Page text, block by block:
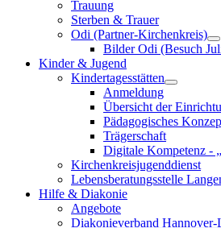
Trauung
Sterben & Trauer
Odi (Partner-Kirchenkreis)
Bilder Odi (Besuch
Kinder & Jugend
Kindertagesstätten
Anmeldung
Übersicht der
Pädagogisches
Trägerschaft
Digitale Kompetenz -
Kirchenkreisjugenddienst
Lebensberatungsstelle
Hilfe & Diakonie
Angebote
Diakonieverband Hannover-